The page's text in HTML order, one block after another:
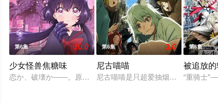
第6集 10.0
少女怪兽焦糖味
恋か、破壊か――。原因不明の病に悩まされている女子高生・
第6集 3.0
尼古喵喵
尼古喵喵是只超爱抽烟的废物兽人！
第6集
被追放
“重骑士